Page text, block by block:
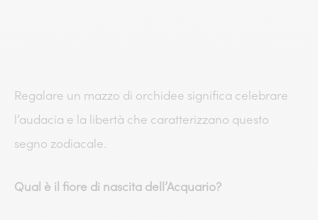
Regalare un mazzo di orchidee significa celebrare
l’audacia e la libertà che caratterizzano questo
segno zodiacale.
Qual è il fiore di nascita dell’Acquario?